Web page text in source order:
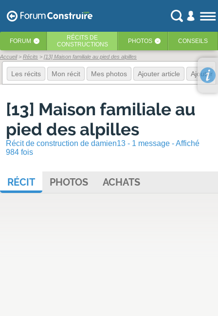
FORUM ‹ RÉCITS DE
CONSTRUCTIONS
PHOTOS ‹ CONSEILS
Accueil Récits [13] Maison familiale au pied des alpilles
Les récits Mon récit Mes photos Ajouter article Ajouter
[13] Maison familiale au
pied des alpilles
Récit de construction de damien13 - 1 message - Affiché
984 fois
RÉCIT PHOTOS ACHATS